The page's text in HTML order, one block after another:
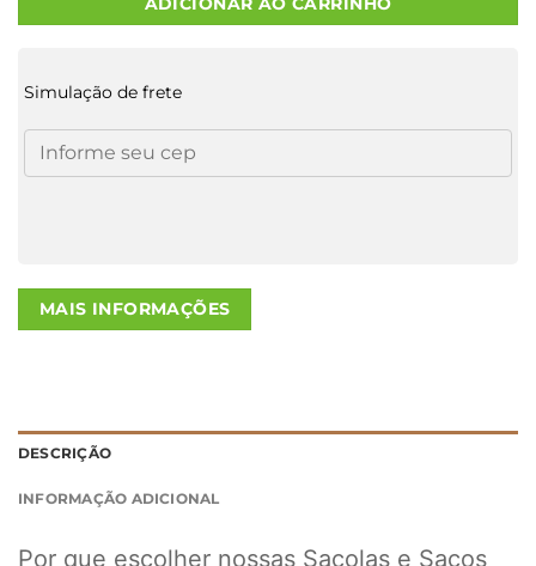
Simulação de frete
MAIS INFORMAÇÕES
DESCRIÇÃO
INFORMAÇÃO ADICIONAL
Por que escolher nossas Sacolas e Sacos